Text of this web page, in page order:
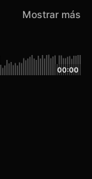
Mostrar más
00:00